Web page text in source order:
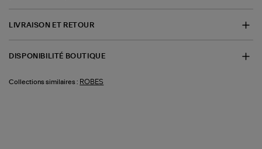
LIVRAISON ET RETOUR
DISPONIBILITÉ BOUTIQUE
Collections similaires : ROBES